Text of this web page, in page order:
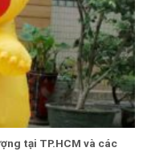
tại TP.HCM và các